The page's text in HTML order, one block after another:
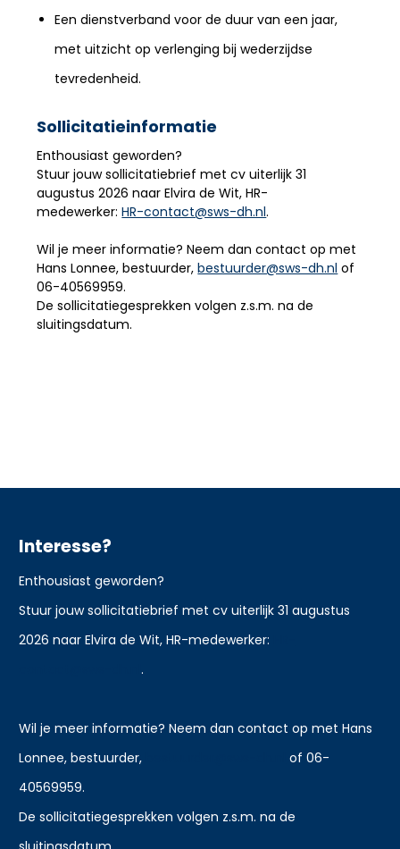
Een dienstverband voor de duur van een jaar,
met uitzicht op verlenging bij wederzijdse
tevredenheid.
Sollicitatieinformatie
Enthousiast geworden?
Stuur jouw sollicitatiebrief met cv uiterlijk 31
augustus 2026 naar Elvira de Wit, HR-
medewerker:HR-contact@sws-dh.nl.
Wil je meer informatie? Neem dan contact op met
Hans Lonnee, bestuurder,bestuurder@sws-dh.nl of
06-40569959.
De sollicitatiegesprekken volgen z.s.m. na de
sluitingsdatum.
Interesse?
Enthousiast geworden?
Stuur jouw sollicitatiebrief met cv uiterlijk 31 augustus
2026 naar Elvira de Wit, HR-medewerker:
contact@sws-dh.nl.
Wil je meer informatie? Neem dan contact op met Hans
Lonnee, bestuurder,
of 06-
40569959.
De sollicitatiegesprekken volgen z.s.m. na de